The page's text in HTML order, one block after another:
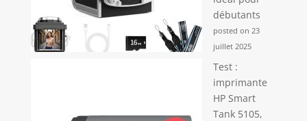
débutants
posted on 23
juillet 2025
Test :
imprimante
HP Smart
Tank 5105,